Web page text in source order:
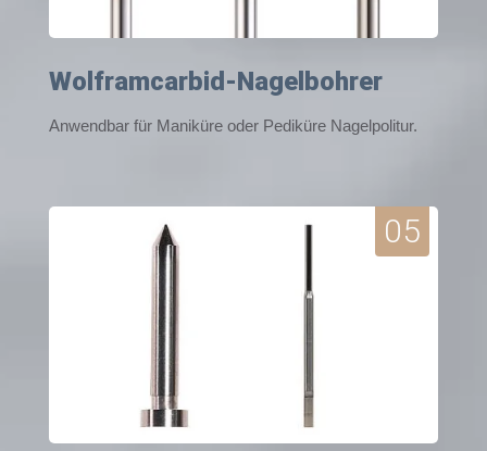
Wolframcarbid-Nagelbohrer
Anwendbar für Maniküre oder Pediküre Nagelpolitur.
05